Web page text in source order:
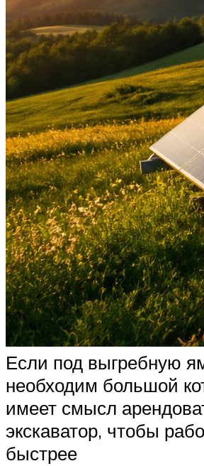
Если под выгребную
необходим большой
имеет смысл
экскаватор, чтобы
быстрее